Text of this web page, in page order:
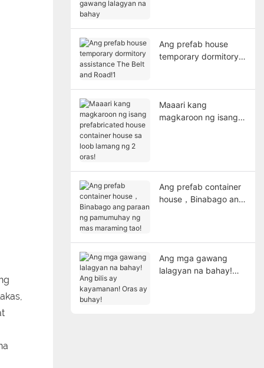
Ang prefab house
temporary dormitory
Maaari kang
magkaroon ng isang
Ang prefab container
house，Binabago ang
Ang mga gawang
lalagyan na bahay!